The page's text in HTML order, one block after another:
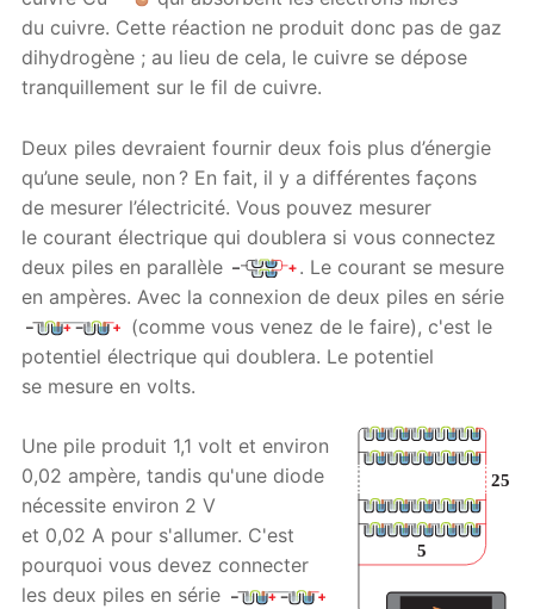
du cuivre. Cette réaction ne produit donc pas de gaz
dihydrogène ; au lieu de cela, le cuivre se dépose
tranquillement sur le fil de cuivre.
Deux piles devraient fournir deux fois plus d’énergie
qu’une seule, non ? En fait, il y a différentes façons
de mesurer l’électricité. Vous pouvez mesurer
le courant électrique qui doublera si vous connectez
deux piles en parallèle
. Le courant se mesure
en ampères. Avec la connexion de deux piles en série
(comme vous venez de le faire), c'est le
potentiel électrique qui doublera. Le potentiel
se mesure en volts.
Une pile produit 1,1 volt et environ
0,02 ampère, tandis qu'une diode
nécessite environ 2 V
et 0,02 A pour s'allumer. C'est
pourquoi vous devez connecter
les deux piles en série